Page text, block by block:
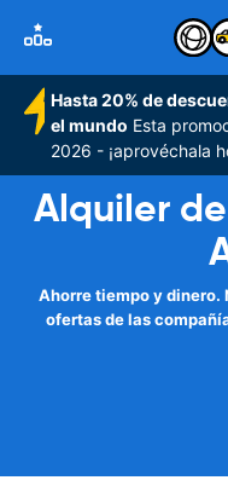
Hasta 20% de
el mundo Esta
2026 - ¡aprovéchala
Alquiler
Ahorre tiempo y dinero.
ofertas de las